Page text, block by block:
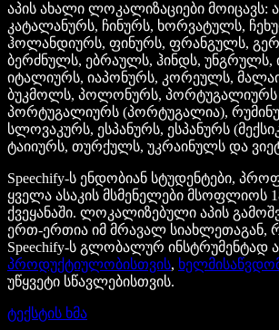
აპის ახალი ლოკალიზაციები მოიცავს:
კატალანურს, ჩინურს, ხორვატულს,
ჰოლანდიურს, ფინურს, ფრანგულს,
ბერძნულს, ებრაულს, ჰინდს, უნგრულს,
იტალიურს, იაპონურს, კორეულს,
ბუკმოლს, პოლონურს, პორტუგალიურს
პორტუგალიურს (პორტუგალია),
სლოვაკურს, ესპანურს, ესპანურს
ტაიიურს, თურქულს, უკრაინულს და
Speechify-ს ენდობიან სტუდენტები,
ყველა ასაკის მსმენელები მსოფლიოს
ქვეყანაში. ლოკალიზებული აპის
ერთ-ერთია იმ მრავალ სიახლეთაგან,
Speechify-ს გლობალურ ინსტრუმენტად
პროდუქტიულობისთვის,
უწყვეტი სწავლებისთვის.
ტექსტის ხმა